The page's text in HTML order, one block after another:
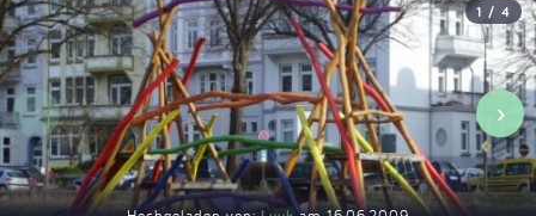
Blog
Partner
Kontakt
1 / 4
‹ ›